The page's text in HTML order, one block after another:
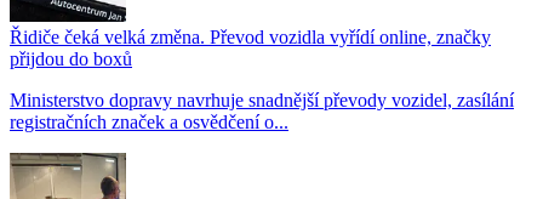
Řidiče čeká velká změna. Převod vozidla vyřídí online, značky
přijdou do boxů
Ministerstvo dopravy navrhuje snadnější převody vozidel, zasílání
registračních značek a osvědčení o...